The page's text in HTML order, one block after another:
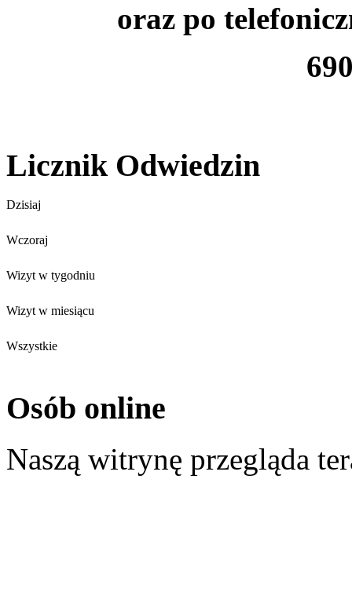
oraz po
Licznik Odwiedzin
Dzisiaj
Wczoraj
Wizyt w tygodniu
Wizyt w miesiącu
Wszystkie
Osób online
Naszą witrynę przegląda